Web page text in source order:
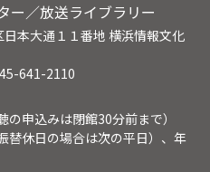
ー／放送ライブラリー
本大通１１番地 横浜情報文化
641-2110
申込みは閉館30分前まで）
休日の場合は次の平日）、年